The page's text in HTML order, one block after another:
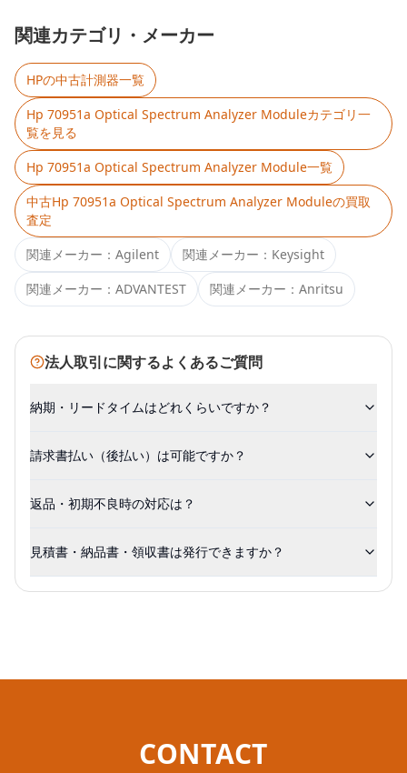
関連カテゴリ・メーカー
HPの中古計測器一覧
Hp 70951a Optical Spectrum Analyzer Moduleカテゴリ一
覧を見る
Hp 70951a Optical Spectrum Analyzer Module一覧
中古Hp 70951a Optical Spectrum Analyzer Moduleの買取
査定
関連メーカー： Agilent 関連メーカー： Keysight
関連メーカー： ADVANTEST 関連メーカー： Anritsu
法人取引に関するよくあるご質問
納期・リードタイムはどれくらいですか？
請求書払い（後払い）は可能ですか？
返品・初期不良時の対応は？
見積書・納品書・領収書は発行できますか？
CONTACT